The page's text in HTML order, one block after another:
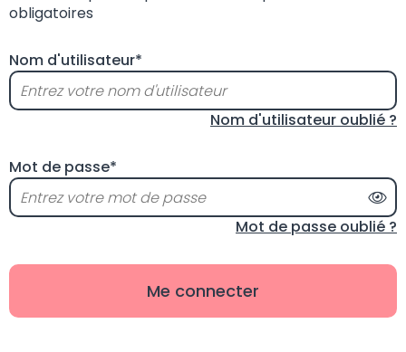
obligatoires
Nom d'utilisateur*
Nom d'utilisateur oublié ?
Mot de passe*
Mot de passe oublié ?
Me connecter